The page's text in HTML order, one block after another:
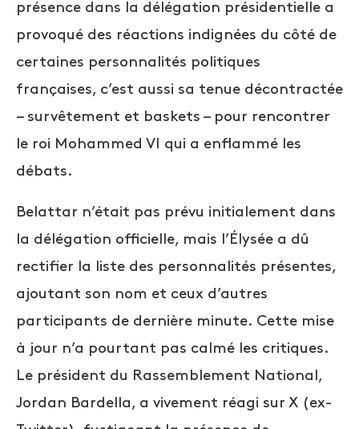
présence dans la délégation présidentielle a
provoqué des réactions indignées du côté de
certaines personnalités politiques
françaises, c’est aussi sa tenue décontractée
– survêtement et baskets – pour rencontrer
le roi Mohammed VI qui a enflammé les
débats.
Belattar n’était pas prévu initialement dans
la délégation officielle, mais l’Élysée a dû
rectifier la liste des personnalités présentes,
ajoutant son nom et ceux d’autres
participants de dernière minute. Cette mise
à jour n’a pourtant pas calmé les critiques.
Le président du Rassemblement National,
Jordan Bardella, a vivement réagi sur X (ex-